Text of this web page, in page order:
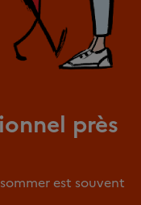
près
est souvent